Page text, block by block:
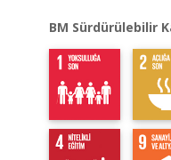
BM Sürdürülebilir